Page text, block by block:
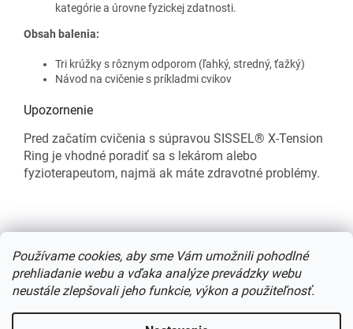
Používame cookies, aby sme Vám umožnili pohodlné
prehliadanie webu a vďaka analýze prevádzky webu
neustále zlepšovali jeho funkcie, výkon a použiteľnosť.
kategórie a úrovne fyzickej zdatnosti.
Obsah balenia:
Tri krúžky s rôznym odporom (ľahký, stredný, ťažký)
Návod na cvičenie s príkladmi cvikov
Upozornenie
Pred začatím cvičenia s súpravou SISSEL® X-Tension
Ring je vhodné poradiť sa s lekárom alebo
fyzioterapeutom, najmä ak máte zdravotné problémy.
Z